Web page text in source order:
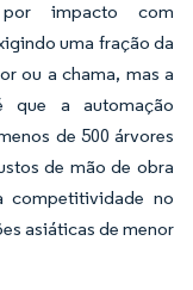
por impacto com
uma fração da
ou a chama, mas a
que a automação
de 500 árvores
de mão de obra
competitividade no
asiáticas de menor